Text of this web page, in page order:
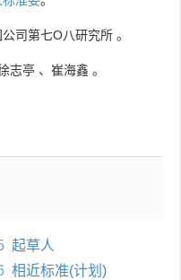
司第七O八研究所 。
志亭 、 崔海鑫 。
起草人
相近标准(计划)